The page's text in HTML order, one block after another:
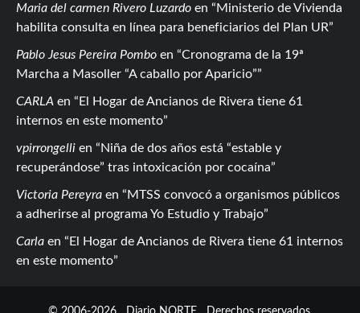
Maria del carmen Rivero Luzardo en
Ministerio de Vivienda
habilita consulta en línea para beneficiarios del Plan UR
Pablo Jesus Pereira Pombo en
Cronograma de la 19ª
Marcha a Masoller “A caballo por Aparicio”
CARLA en
El Hogar de Ancianos de Rivera tiene 61
internos en este momento
vpirrongelli en
Niña de dos años está “estable y
recuperándose” tras intoxicación por cocaína
Victoria Pereyra en
MTSS convocó a organismos públicos
a adherirse al programa Yo Estudio y Trabajo
Carla en
El Hogar de Ancianos de Rivera tiene 61 internos
en este momento